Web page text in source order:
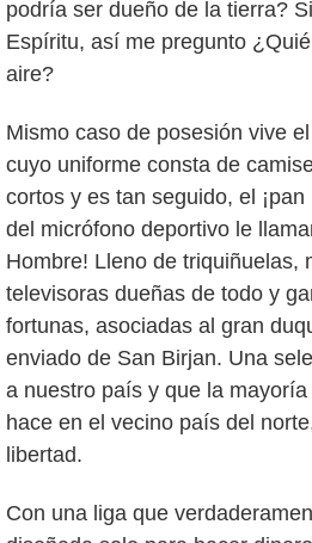
podría ser dueño de la tierra?
Espíritu, así me pregunto
aire?
Mismo caso de posesión vive
cuyo uniforme consta de
cortos y es tan seguido, el
del micrófono deportivo le
Hombre! Lleno de triquiñuelas,
televisoras dueñas de todo y
fortunas, asociadas al gran
enviado de San Birjan. Una
a nuestro país y que la
hace en el vecino país del
libertad.
Con una liga que